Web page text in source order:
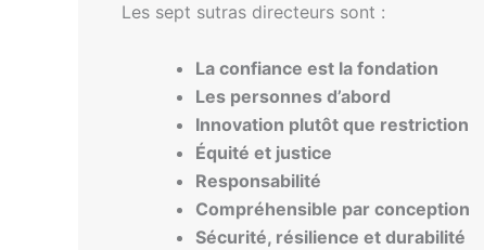
Les sept sutras directeurs sont :
La confiance est la fondation
Les personnes d’abord
Innovation plutôt que restriction
Équité et justice
Responsabilité
Compréhensible par conception
Sécurité, résilience et durabilité